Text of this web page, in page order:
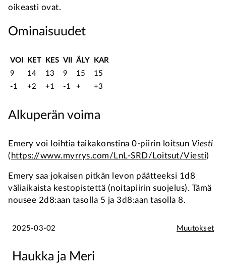
oikeasti ovat.
Ominaisuudet
VOI KET KES VII ÄLY
KAR
9
14 13 9 15
15
-1
+2 +1 -1 + +3
Alkuperän voima
Emery voi loihtia taikakonstina 0-piirin loitsun Viesti
( https://www.myrrys.com/LnL-SRD/Loitsut/Viesti)
Emery saa jokaisen pitkän levon päätteeksi 1d8
väliaikaista kestopistettä (noitapiirin suojelus). Tämä
nousee 2d8:aan tasolla 5 ja 3d8:aan tasolla 8.
2025-03-02 Muutokset
Haukka ja Meri